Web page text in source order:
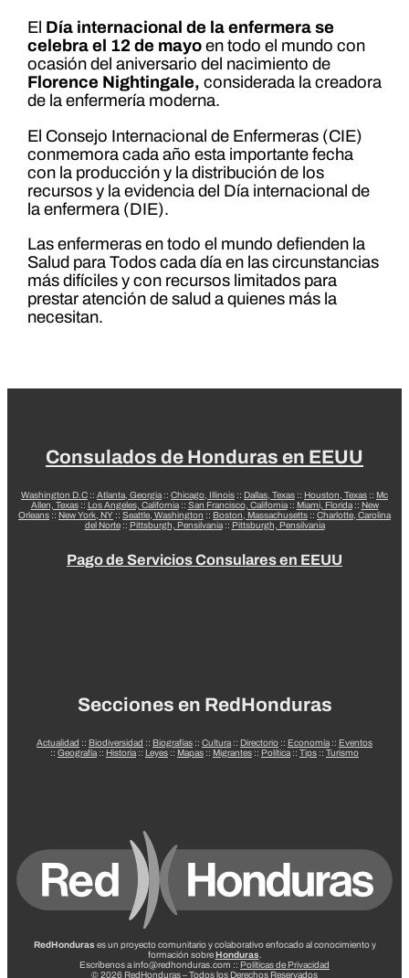
El Día internacional de la enfermera se
celebra el 12 de mayoen todo el mundo con
ocasión del aniversario del nacimiento de
Florence Nightingale, considerada la creadora
de la enfermería moderna.
El Consejo Internacional de Enfermeras (CIE)
conmemora cada año esta importante fecha
con la producción y la distribución de los
recursos y la evidencia del Día internacional de
la enfermera (DIE).
Las enfermeras en todo el mundo defienden la
Salud para Todos cada día en las circunstancias
más difíciles y con recursos limitados para
prestar atención de salud a quienes más la
necesitan.
Consulados de Honduras en EEUU
Washington D.C :: Atlanta, Georgia:: Chicago, Illinois :: Dallas, Texas :: Houston, Texas :: Mc
Allen, Texas:: Los Angeles, California:: San Francisco, California:: Miami, Florida:: New
Orleans :: New York, NY :: Seattle, Washington :: Boston, Massachusetts :: Charlotte, Carolina
del Norte:: Pittsburgh, Pensilvania:: Pittsburgh, Pensilvania
Pago de Servicios Consulares en EEUU
Secciones en RedHonduras
Actualidad :: Biodiversidad :: Biografías :: Cultura :: Directorio :: Economía :: Eventos
:: Geografía :: Historia :: Leyes :: Mapas :: Migrantes :: Política :: Tips :: Turismo
RedHonduras es un proyecto comunitario y colaborativo enfocado al conocimiento y
formación sobreHonduras.
Escríbenos a info@redhonduras.com :: Políticas de Privacidad
© 2026 RedHonduras – Todos los Derechos Reservados